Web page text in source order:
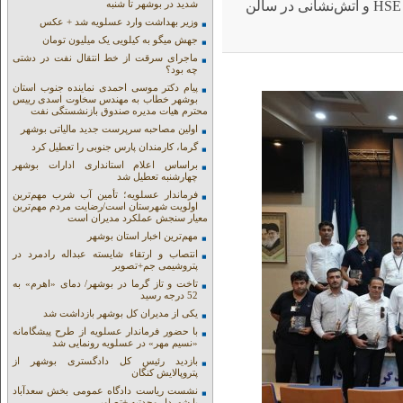
بزرگداشتی با حضور مدیران ارشد، کارکنان و همکاران واحد HSE و آتش‌نشانی در سالن
شدید در بوشهر تا شنبه
وزیر بهداشت وارد عسلویه شد + عکس
جهش میگو به کیلویی یک میلیون تومان
ماجرای سرقت از خط انتقال نفت در دشتی
چه بود؟
پیام دکتر موسی احمدی نماینده جنوب استان
بوشهر خطاب به مهندس سخاوت اسدی رییس
محترم هیات مدیره صندوق بازنشستگی نفت
اولین مصاحبه سرپرست جدید مالیاتی بوشهر
گرما، کارمندان پارس جنوبی را تعطیل کرد
براساس اعلام استانداری ادارات بوشهر
چهارشنبه تعطیل شد
فرماندار عسلویه؛ تأمین آب شرب مهم‌ترین
اولویت شهرستان است/رضایت مردم مهم‌ترین
معیار سنجش عملکرد مدیران است
مهم‌ترین اخبار استان بوشهر
انتصاب و ارتقاء شایسته عبداله رادمرد در
پتروشیمی جم+تصویر
تاخت و تاز گرما در بوشهر/ دمای «اهرم» به
52 درجه رسید
یکی از مدیران کل بوشهر بازداشت شد
با حضور فرماندار عسلویه از طرح پیشگامانه
«نسیم مهر» در عسلویه رونمایی شد
بازدید رئیس کل دادگستری بوشهر از
پتروپالایش کنگان
نشست ریاست دادگاه عمومی بخش سعدآباد